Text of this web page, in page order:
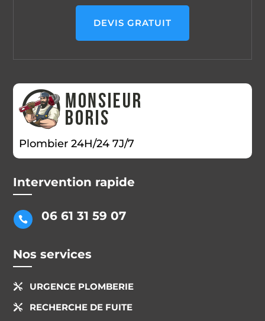
DEVIS GRATUIT
Plombier 24H/24 7J/7
Intervention rapide
 06 61 31 59 07
Nos services
 URGENCE PLOMBERIE
 RECHERCHE DE FUITE